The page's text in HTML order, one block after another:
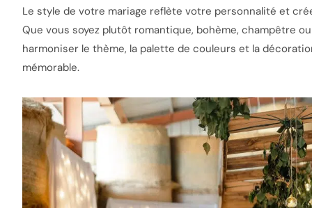
Le style de votre mariage reflète votre personnalité et
Que vous soyez plutôt romantique, bohème, champêtre
harmoniser le thème, la palette de couleurs et la
mémorable.